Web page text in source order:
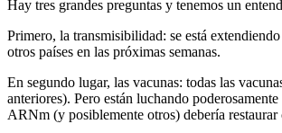
Hay tres grandes preguntas y tenemos un
Primero, la transmisibilidad: se está
otros países en las próximas semanas.
En segundo lugar, las vacunas: todas las
anteriores). Pero están luchando
ARNm (y posiblemente otros) debería